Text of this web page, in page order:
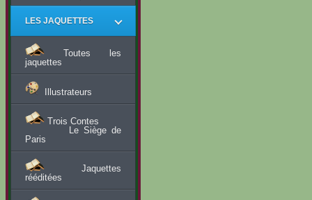
LES JAQUETTES
Toutes les
jaquettes
Illustrateurs
Trois Contes
Le Siège de
Paris
Jaquettes
rééditées